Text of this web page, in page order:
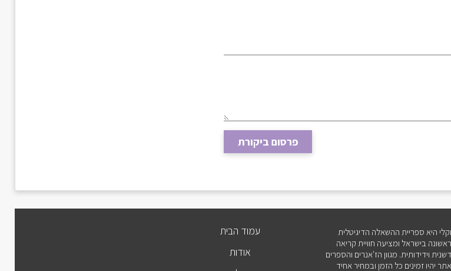
פרסום ביקורת
היא ספריית ההשאלה הדיגיטלית
בישראל ומציעה חוויית קריאה
וידידותית. מגוון הז'אנרים והספרים
יהיו זמינים כל הזמן ובמחיר אחיד
עמוד הבית
אודות